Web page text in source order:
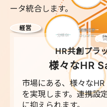
ータ統合します。
企業
経営
タレマネ
健康経営
分析BI
HR共創プラ
様々なHR
市場にある、様々な
を実現します。連携設